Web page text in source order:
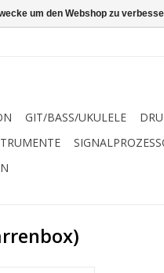
GIT/BASS/UKULELE
um den Webshop zu